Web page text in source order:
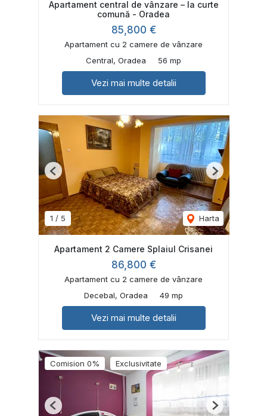
Apartament central de vânzare – la curte
comună - Oradea
85,800 €
Apartament cu 2 camere de vânzare
Central, Oradea
56 mp
Vezi mai multe detalii
1 / 5 Harta
Previous Next
Apartament 2 Camere Splaiul Crisanei
86,800 €
Apartament cu 2 camere de vânzare
Decebal, Oradea
49 mp
Vezi mai multe detalii
Comision 0% Exclusivitate
Previous Next